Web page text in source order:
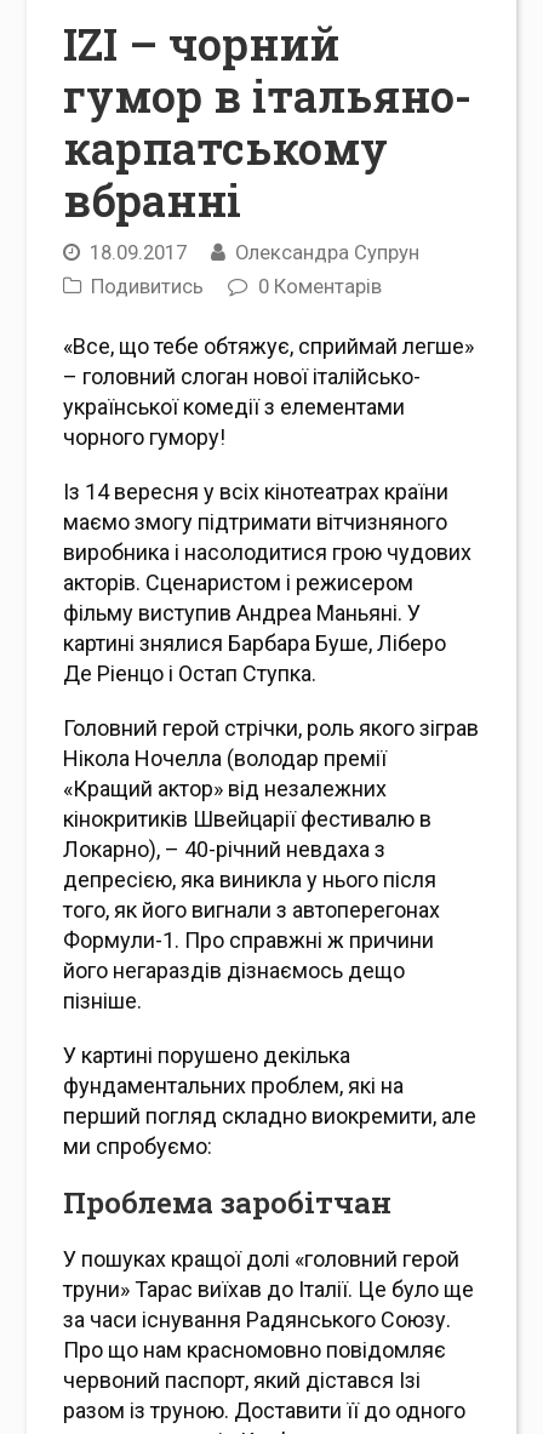
IZI – чорний
гумор в італьяно-
карпатському
вбранні
18.09.2017
Олександра Супрун
Подивитись
0 Коментарів
«Все, що тебе обтяжує, сприймай легше»
– головний слоган нової італійсько-
української комедії з елементами
чорного гумору!
Із 14 вересня у всіх кінотеатрах країни
маємо змогу підтримати вітчизняного
виробника і насолодитися грою чудових
акторів. Сценаристом і режисером
фільму виступив Андреа Маньяні. У
картині знялися Барбара Буше, Ліберо
Де Ріенцо і Остап Ступка.
Головний герой стрічки, роль якого зіграв
Нікола Ночелла (володар премії
«Кращий актор» від незалежних
кінокритиків Швейцарії фестивалю в
Локарно), – 40-річний невдаха з
депресією, яка виникла у нього після
того, як його вигнали з автоперегонах
Формули-1. Про справжні ж причини
його негараздів дізнаємось дещо
пізніше.
У картині порушено декілька
фундаментальних проблем, які на
перший погляд складно виокремити, але
ми спробуємо:
Проблема заробітчан
У пошуках кращої долі «головний герой
труни» Тарас виїхав до Італії. Це було ще
за часи існування Радянського Союзу.
Про що нам красномовно повідомляє
червоний паспорт, який дістався Ізі
разом із труною. Доставити її до одного